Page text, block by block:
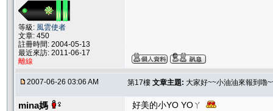
等級: 風雲使者
文章: 450
註冊時間: 2004-05-13
最近來訪: 2011-06-17
離線
2007-06-26 03:06 AM 第17樓 文章主題: 大家好~~小油油來報到嚕
mina媽 好美的小YO YOㄚ